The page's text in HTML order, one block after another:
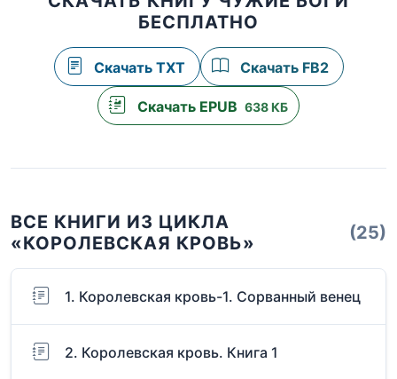
БЕСПЛАТНО
Скачать TXT Скачать FB2
Скачать EPUB 638 КБ
ВСЕ КНИГИ ИЗ ЦИКЛА
«КОРОЛЕВСКАЯ КРОВЬ»
(25)
1. Королевская кровь-1. Сорванный венец
2. Королевская кровь. Книга 1